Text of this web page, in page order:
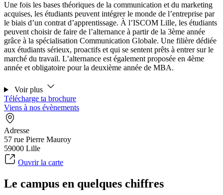
Une fois les bases théoriques de la communication et du marketing
acquises, les étudiants peuvent intégrer le monde de l’entreprise par
le biais d’un contrat d’apprentissage. À l’ISCOM Lille, les étudiants
peuvent choisir de faire de l’alternance à partir de la 3ème année
grâce à la spécialisation Communication Globale. Une filière dédiée
aux étudiants sérieux, proactifs et qui se sentent prêts à entrer sur le
marché du travail. L’alternance est également proposée en 4ème
année et obligatoire pour la deuxième année de MBA.
Voir plus
Télécharge ta brochure
Viens à nos évènements
Adresse
57 rue Pierre Mauroy
59000 Lille
Ouvrir la carte
Le campus en quelques chiffres